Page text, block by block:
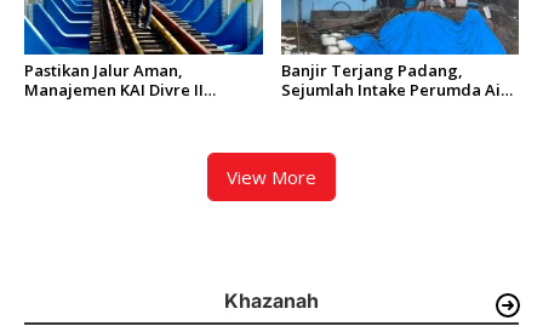
Pastikan Jalur Aman,
Manajemen KAI Divre II
Banjir Terjang Padang,
Sejumlah Intake Perumda Air
View More
Khazanah